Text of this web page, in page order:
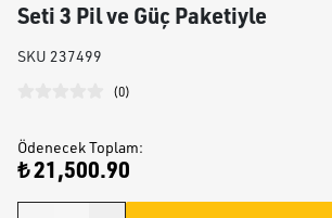
Seti 3 Pil ve Güç Paketiyle
SKU 237499
(0)
Ödenecek Toplam:
₺ 21,500.90